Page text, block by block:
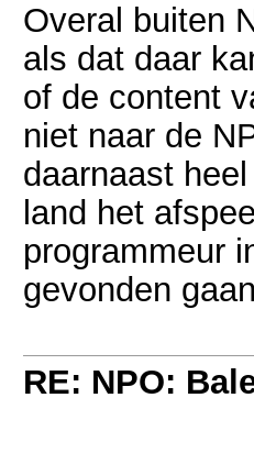
Overal buiten
als dat daar
of de content
niet naar de
daarnaast
land het
programmeur
gevonden
RE: NPO: